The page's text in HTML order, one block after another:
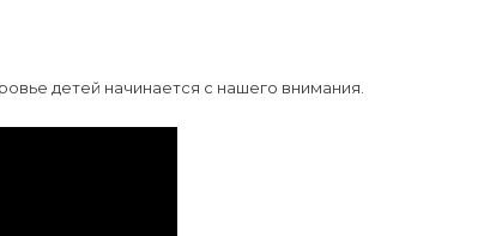
детей начинается с нашего внимания.